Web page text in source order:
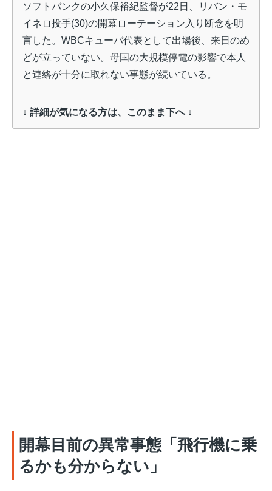
ソフトバンクの小久保裕紀監督が22日、リバン・モ
イネロ投手(30)の開幕ローテーション入り断念を明
言した。WBCキューバ代表として出場後、来日のめ
どが立っていない。母国の大規模停電の影響で本人
と連絡が十分に取れない事態が続いている。
↓ 詳細が気になる方は、このまま下へ ↓
開幕目前の異常事態「飛行機に乗
るかも分からない」